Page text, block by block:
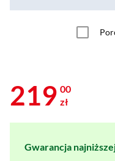
219 00
zł
Gwarancja